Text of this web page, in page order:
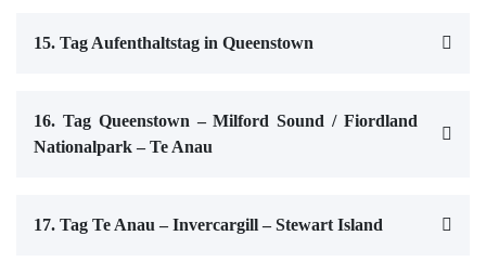
15. Tag Aufenthaltstag in Queenstown
16. Tag Queenstown – Milford Sound / Fiordland
Nationalpark – Te Anau
17. Tag Te Anau – Invercargill – Stewart Island